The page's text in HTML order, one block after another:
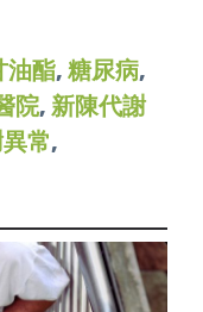
油酯, 糖尿病,
院, 新陳代謝
常,